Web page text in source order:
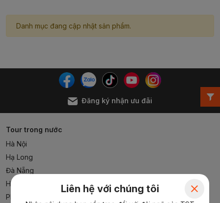
Danh mục đang cập nhật sản phẩm.
Đăng ký nhận ưu đãi
Tour trong nước
Hà Nội
Hạ Long
Đà Nẵng
Hồ Chí Minh
Phú Quốc
Liên hệ với chúng tôi